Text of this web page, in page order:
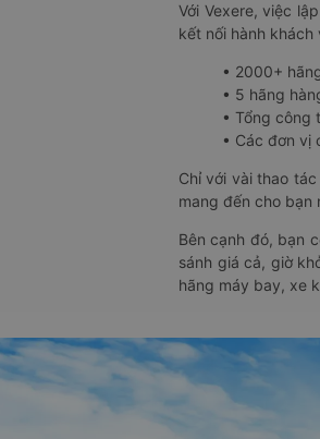
Với Vexere, việc
kết nối hành
• 2000+
• 5 hãng
• Tổng công
• Các đơn vị
Chỉ với vài thao
mang đến cho bạn
Bên cạnh đó, bạn
sánh giá cả, giờ
hãng máy bay, xe